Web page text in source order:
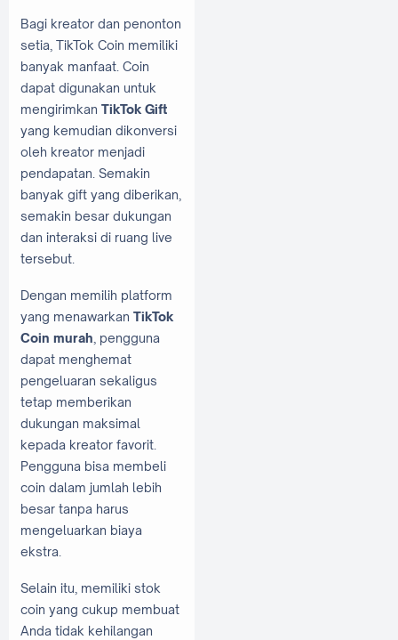
Bagi kreator dan penonton
setia, TikTok Coin memiliki
banyak manfaat. Coin
dapat digunakan untuk
mengirimkan TikTok Gift
yang kemudian dikonversi
oleh kreator menjadi
pendapatan. Semakin
banyak gift yang diberikan,
semakin besar dukungan
dan interaksi di ruang live
tersebut.
Dengan memilih platform
yang menawarkan TikTok
Coin murah , pengguna
dapat menghemat
pengeluaran sekaligus
tetap memberikan
dukungan maksimal
kepada kreator favorit.
Pengguna bisa membeli
coin dalam jumlah lebih
besar tanpa harus
mengeluarkan biaya
ekstra.
Selain itu, memiliki stok
coin yang cukup membuat
Anda tidak kehilangan